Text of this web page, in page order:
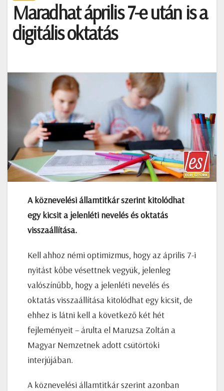
Maradhat április 7-e után is a
digitális oktatás
A köznevelési államtitkár szerint kitolódhat
egy kicsit a jelenléti nevelés és oktatás
visszaállítása.
Kell ahhoz némi optimizmus, hogy az április 7-i
nyitást kőbe vésettnek vegyük, jelenleg
valószínűbb, hogy a jelenléti nevelés és
oktatás visszaállítása kitolódhat egy kicsit, de
ehhez is látni kell a következő két hét
fejleményeit – árulta el Maruzsa Zoltán a
Magyar Nemzetnek adott csütörtöki
interjújában.
A köznevelési államtitkár szerint azonban